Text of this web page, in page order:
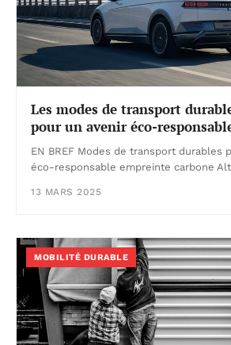
Les modes de transport
pour un avenir éco-
EN BREF Modes de transport durables
éco-responsable empreinte carbone
13 MARS 2025
MOBILITÉ DURABLE